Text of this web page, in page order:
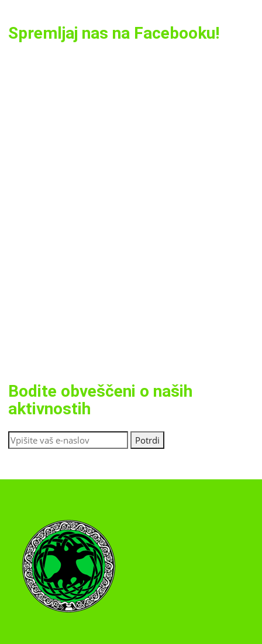
Spremljaj nas na Facebooku!
Bodite obveščeni o naših
aktivnostih